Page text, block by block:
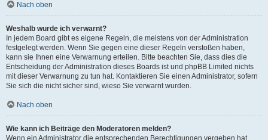
Nach oben
Weshalb wurde ich verwarnt?
In jedem Board gibt es eigene Regeln, die meistens von der Administration
festgelegt werden. Wenn Sie gegen eine dieser Regeln verstoßen haben,
kann sie Ihnen eine Verwarnung erteilen. Bitte beachten Sie, dass dies die
Entscheidung der Administration dieses Boards ist und phpBB Limited nichts
mit dieser Verwarnung zu tun hat. Kontaktieren Sie einen Administrator, sofern
Sie sich die nicht sicher sind, wieso Sie verwarnt wurden.
Nach oben
Wie kann ich Beiträge den Moderatoren melden?
Wenn ein Administrator die entsprechenden Berechtigungen vergeben hat,